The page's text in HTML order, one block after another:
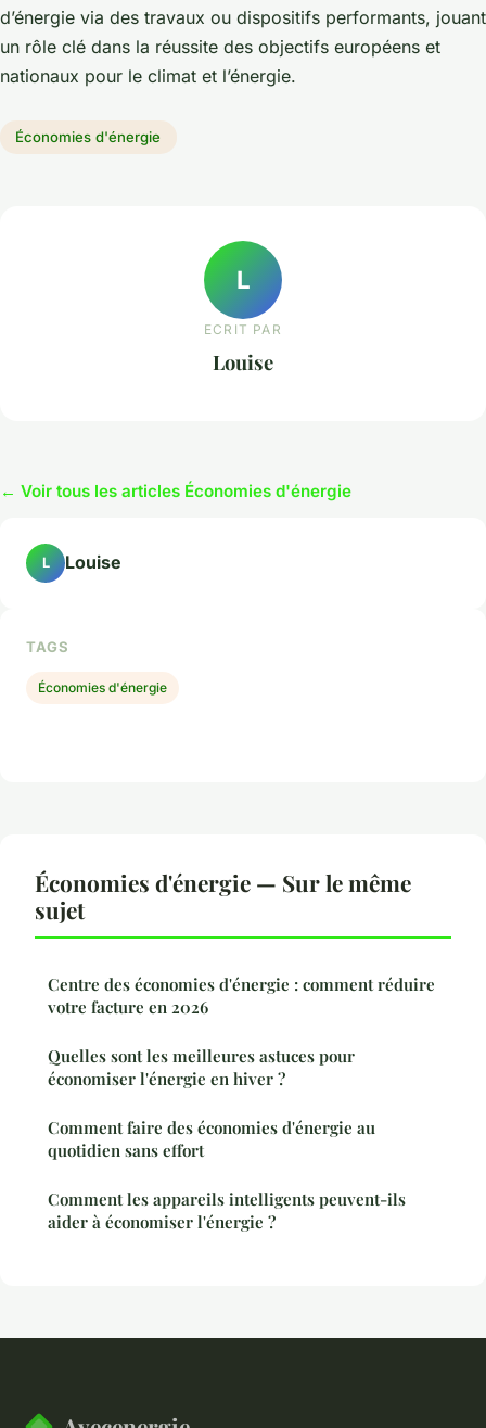
d’énergie via des travaux ou dispositifs performants, jouant
un rôle clé dans la réussite des objectifs européens et
nationaux pour le climat et l’énergie.
Économies d'énergie
L
ECRIT PAR
Louise
← Voir tous les articles Économies d'énergie
L Louise
TAGS
Économies d'énergie
Économies d'énergie — Sur le même
sujet
Centre des économies d'énergie : comment réduire
votre facture en 2026
Quelles sont les meilleures astuces pour
économiser l'énergie en hiver ?
Comment faire des économies d'énergie au
quotidien sans effort
Comment les appareils intelligents peuvent-ils
aider à économiser l'énergie ?